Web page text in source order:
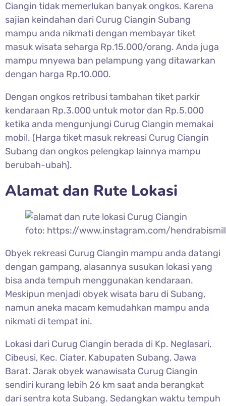
Ciangin tidak memerlukan banyak ongkos. Karena
sajian keindahan dari Curug Ciangin Subang
mampu anda nikmati dengan membayar tiket
masuk wisata seharga Rp.15.000/orang. Anda juga
mampu mnyewa ban pelampung yang ditawarkan
dengan harga Rp.10.000.
Dengan ongkos retribusi tambahan tiket parkir
kendaraan Rp.3.000 untuk motor dan Rp.5.000
ketika anda mengunjungi Curug Ciangin memakai
mobil. (Harga tiket masuk rekreasi Curug Ciangin
Subang dan ongkos pelengkap lainnya mampu
berubah-ubah).
Alamat dan Rute Lokasi
foto: https://www.instagram.com/
Obyek rekreasi Curug Ciangin mampu anda datangi
dengan gampang, alasannya susukan lokasi yang
bisa anda tempuh menggunakan kendaraan.
Meskipun menjadi obyek wisata baru di Subang,
namun aneka macam kemudahkan mampu anda
nikmati di tempat ini.
Lokasi dari Curug Ciangin berada di Kp. Neglasari,
Cibeusi, Kec. Ciater, Kabupaten Subang, Jawa
Barat. Jarak obyek wanawisata Curug Ciangin
sendiri kurang lebih 26 km saat anda berangkat
dari sentra kota Subang. Sedangkan waktu tempuh